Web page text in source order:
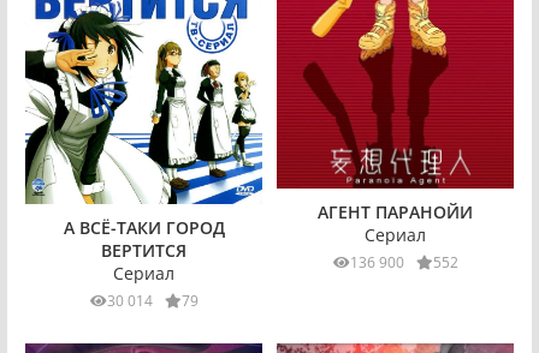
А ВСЁ-ТАКИ ГОРОД
ВЕРТИТСЯ
Сериал
30 014 79
АГЕНТ ПАРАНОЙИ
Сериал
136 900 552